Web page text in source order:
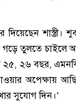
শাস্ত্রী।
গড়ে তুলতে
২৫, ২৬ বছর,
অপেক্ষায়
সুযোগ দিন।’